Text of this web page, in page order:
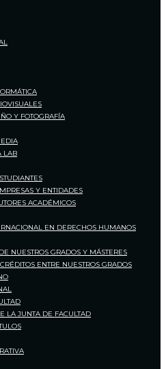
Y FOTOGRAFÍA
LAB
Y ENTIDADES
ACADÉMICOS
EN DERECHOS HUMANOS
NUESTROS GRADOS Y MÁSTERES
ENTRE NUESTROS GRADOS
LA JUNTA DE FACULTAD